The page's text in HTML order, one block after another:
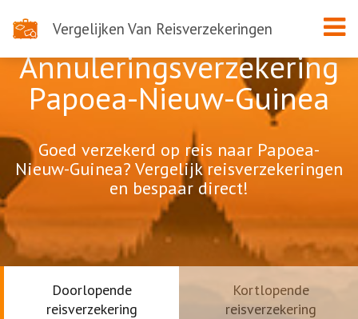
Vergelijken Van Reisverzekeringen
Annuleringsverzekering
Papoea-Nieuw-Guinea
Goed verzekerd op reis naar Papoea-
Nieuw-Guinea? Vergelijk reisverzekeringen
en bespaar direct!
Doorlopende
reisverzekering
Kortlopende
reisverzekering